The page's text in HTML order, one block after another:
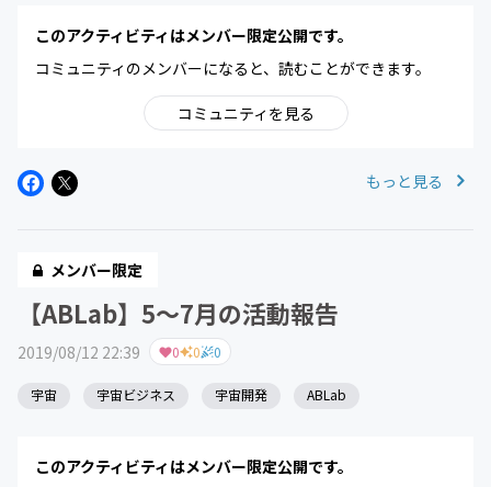
このアクティビティはメンバー限定公開です。
コミュニティのメンバーになると、読むことができます。
コミュニティを見る
もっと見る
メンバー限定
【ABLab】5〜7月の活動報告
2019/08/12 22:39 0 0 0
宇宙 宇宙ビジネス 宇宙開発 ABLab
このアクティビティはメンバー限定公開です。